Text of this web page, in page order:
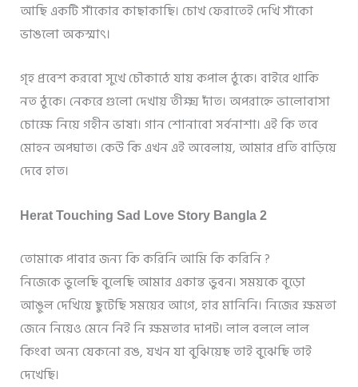
আছি একটি সাঁকোর কাছাকাছি। চোখ ফেরাতেই দেখি সাঁকো
ভাঙলো অকস্মাৎ।
গৃহ প্রবেশ করবো সুখে চৌকাঠে যায় কপাল ঠুকে। বাইরে থাকি
নত ঠুকে। নেকরে গুলো দেখায় তীক্ষ্ম দাঁত। অপরাহ্নে ভালোবাসা
চোক্ষে নিয়ে গহীন ভাষা। গান শোনাবো সর্বনাশা। এই কি তবে
মোহন অপঘাত। কেউ কি এখন এই অবেলায়, আমার প্রতি বাড়িয়ে
দেবে হাত।
Herat Touching Sad Love Story Bangla 2
তোমাকে পাবার জন্য কি করিনি আমি কি করিনি ?
নিজেকে ভুলেছি বুলেছি আমার একান্ত ভুবন। সময়কে বুড়ো
আঙুল দেখিয়ে ছুটেছি সময়ের আগে, হার মানিনি। নিজের ক্ষমতা
জেনে নিয়েও মেনে নিই নি ক্ষমতার দাপট। লাল বললে লাল
কিংবা অন্য যেকনো রঙ, যখন যা বুঝিয়েছ তাই বুঝেছি তাই
দেখেছি।